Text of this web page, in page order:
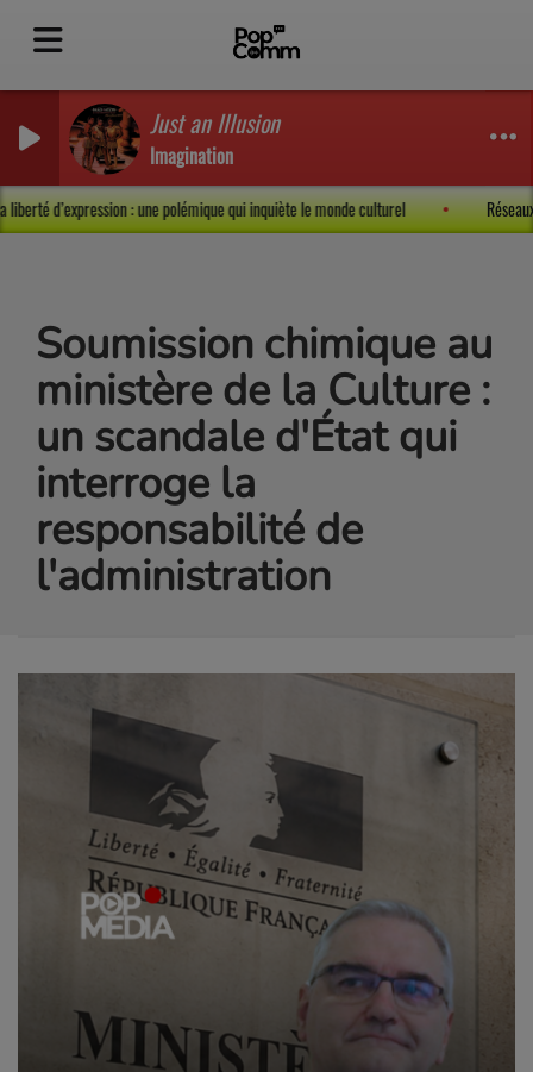
Just an Illusion
Imagination
et la liberté d’expression : une polémique qui inquiète le monde culturel
Soumission chimique au
ministère de la Culture :
un scandale d'État qui
interroge la
responsabilité de
l'administration